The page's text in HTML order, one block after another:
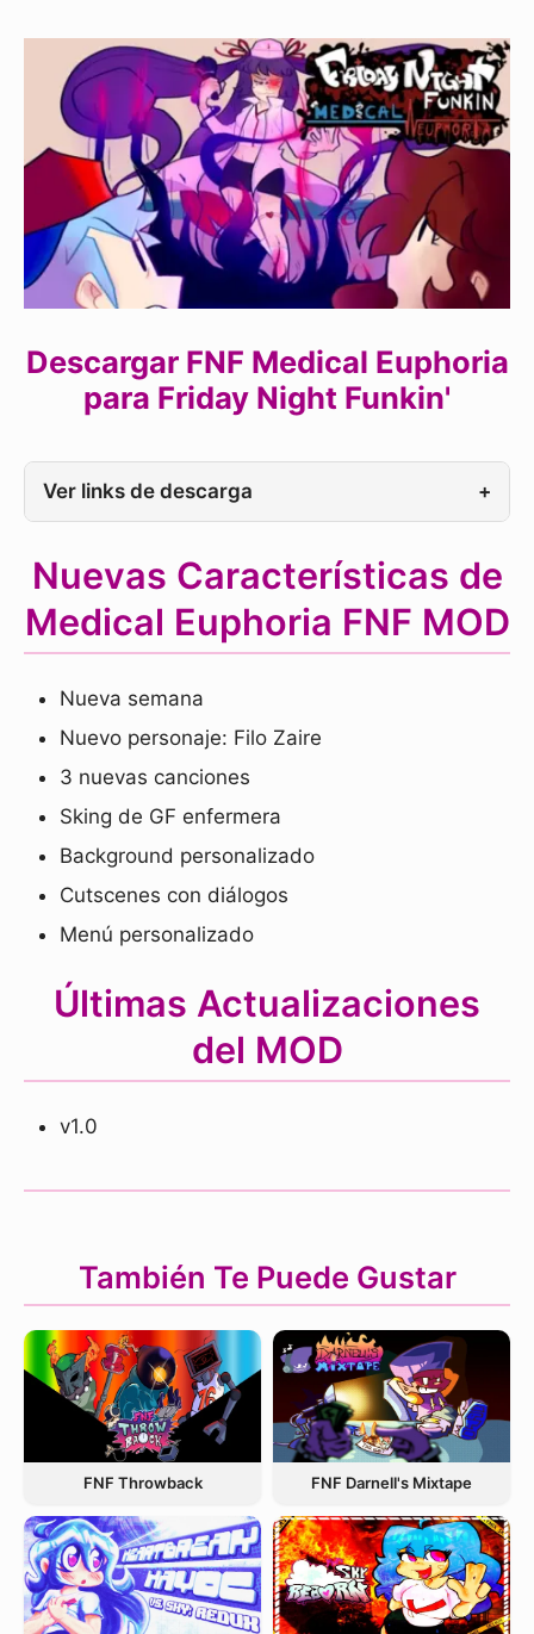
Descargar FNF Medical Euphoria
para Friday Night Funkin'
Ver links de descarga +
Nuevas Características de
Medical Euphoria FNF MOD
Nueva semana
Nuevo personaje: Filo Zaire
3 nuevas canciones
Sking de GF enfermera
Background personalizado
Cutscenes con diálogos
Menú personalizado
Últimas Actualizaciones
del MOD
v1.0
También Te Puede Gustar
FNF Throwback FNF Darnell's Mixtape